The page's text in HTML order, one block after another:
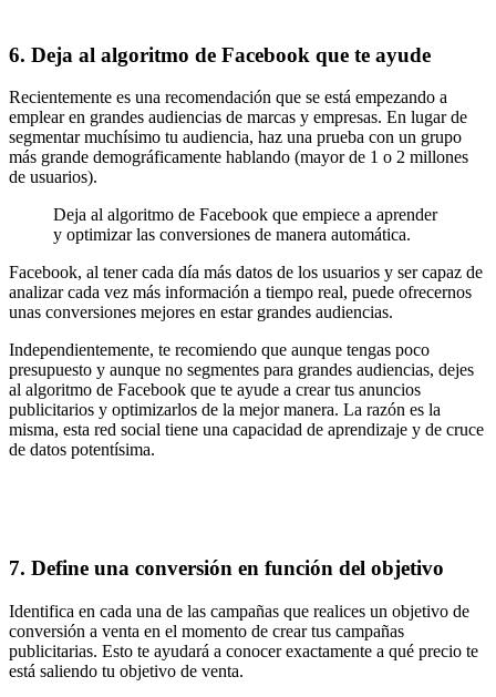
6. Deja al algoritmo de Facebook que te ayude
Recientemente es una recomendación que se está empezando a
emplear en grandes audiencias de marcas y empresas. En lugar de
segmentar muchísimo tu audiencia, haz una prueba con un grupo
más grande demográficamente hablando (mayor de 1 o 2 millones
de usuarios).
Deja al algoritmo de Facebook que empiece a aprender
y optimizar las conversiones de manera automática.
Facebook, al tener cada día más datos de los usuarios y ser capaz de
analizar cada vez más información a tiempo real, puede ofrecernos
unas conversiones mejores en estar grandes audiencias.
Independientemente, te recomiendo que aunque tengas poco
presupuesto y aunque no segmentes para grandes audiencias, dejes
al algoritmo de Facebook que te ayude a crear tus anuncios
publicitarios y optimizarlos de la mejor manera. La razón es la
misma, esta red social tiene una capacidad de aprendizaje y de cruce
de datos potentísima.
7. Define una conversión en función del objetivo
Identifica en cada una de las campañas que realices un objetivo de
conversión a venta en el momento de crear tus campañas
publicitarias. Esto te ayudará a conocer exactamente a qué precio te
está saliendo tu objetivo de venta.